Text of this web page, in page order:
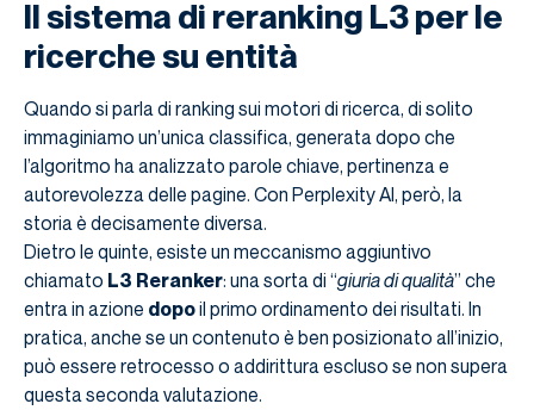
Il sistema di reranking L3 per le
ricerche su entità
Quando si parla di ranking sui motori di ricerca, di solito
immaginiamo un’unica classifica, generata dopo che
l’algoritmo ha analizzato parole chiave, pertinenza e
autorevolezza delle pagine. Con Perplexity AI, però, la
storia è decisamente diversa.
Dietro le quinte, esiste un meccanismo aggiuntivo
chiamato L3 Reranker: una sorta di “giuria di qualità” che
entra in azione dopoil primo ordinamento dei risultati. In
pratica, anche se un contenuto è ben posizionato all’inizio,
può essere retrocesso o addirittura escluso se non supera
questa seconda valutazione.